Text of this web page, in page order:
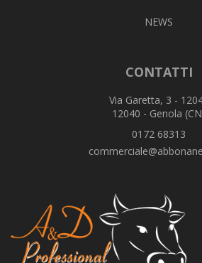
NEWS
CONTATTI
Via Garetta, 3 -
12040 - Genola
0172 68313